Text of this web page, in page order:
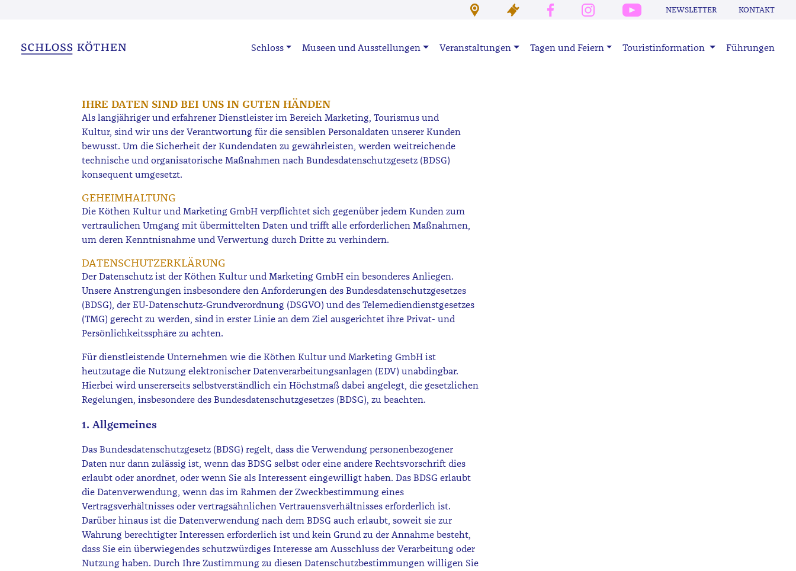
NEWSLETTER KONTAKT
Schloss Museen und Ausstellungen Veranstaltungen Tagen und Feiern Touristinformation Führungen
IHRE DATEN SIND BEI UNS IN GUTEN HÄNDEN
Als langjähriger und erfahrener Dienstleister im Bereich Marketing, Tourismus und
Kultur, sind wir uns der Verantwortung für die sensiblen Personaldaten unserer Kunden
bewusst. Um die Sicherheit der Kundendaten zu gewährleisten, werden weitreichende
technische und organisatorische Maßnahmen nach Bundesdatenschutzgesetz (BDSG)
konsequent umgesetzt.
GEHEIMHALTUNG
Die Köthen Kultur und Marketing GmbH verpflichtet sich gegenüber jedem Kunden zum
vertraulichen Umgang mit übermittelten Daten und trifft alle erforderlichen Maßnahmen,
um deren Kenntnisnahme und Verwertung durch Dritte zu verhindern.
DATENSCHUTZERKLÄRUNG
Der Datenschutz ist der Köthen Kultur und Marketing GmbH ein besonderes Anliegen.
Unsere Anstrengungen insbesondere den Anforderungen des Bundesdatenschutzgesetzes
(BDSG), der EU-Datenschutz-Grundverordnung (DSGVO) und des Telemediendienstgesetzes
(TMG) gerecht zu werden, sind in erster Linie an dem Ziel ausgerichtet ihre Privat- und
Persönlichkeitssphäre zu achten.
Für dienstleistende Unternehmen wie die Köthen Kultur und Marketing GmbH ist
heutzutage die Nutzung elektronischer Datenverarbeitungsanlagen (EDV) unabdingbar.
Hierbei wird unsererseits selbstverständlich ein Höchstmaß dabei angelegt, die gesetzlichen
Regelungen, insbesondere des Bundesdatenschutzgesetzes (BDSG), zu beachten.
1. Allgemeines
Das Bundesdatenschutzgesetz (BDSG) regelt, dass die Verwendung personenbezogener
Daten nur dann zulässig ist, wenn das BDSG selbst oder eine andere Rechtsvorschrift dies
erlaubt oder anordnet, oder wenn Sie als Interessent eingewilligt haben. Das BDSG erlaubt
die Datenverwendung, wenn das im Rahmen der Zweckbestimmung eines
Vertragsverhältnisses oder vertragsähnlichen Vertrauensverhältnisses erforderlich ist.
Darüber hinaus ist die Datenverwendung nach dem BDSG auch erlaubt, soweit sie zur
Wahrung berechtigter Interessen erforderlich ist und kein Grund zu der Annahme besteht,
dass Sie ein überwiegendes schutzwürdiges Interesse am Ausschluss der Verarbeitung oder
Nutzung haben. Durch Ihre Zustimmung zu diesen Datenschutzbestimmungen willigen Sie